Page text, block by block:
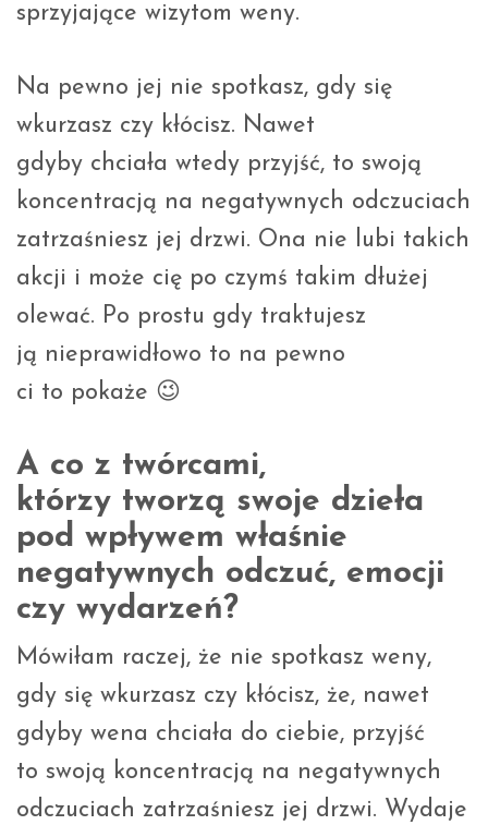
sprzyjające wizytom weny.
Na pewno jej nie spotkasz, gdy się
wkurzasz czy kłócisz. Nawet
gdyby chciała wtedy przyjść, to swoją
koncentracją na negatywnych odczuciach
zatrzaśniesz jej drzwi. Ona nie lubi takich
akcji i może cię po czymś takim dłużej
olewać. Po prostu gdy traktujesz
ją nieprawidłowo to na pewno
ci to pokaże 😉
A co z twórcami,
którzy tworzą swoje dzieła
pod wpływem właśnie
negatywnych odczuć, emocji
czy wydarzeń?
Mówiłam raczej, że nie spotkasz weny,
gdy się wkurzasz czy kłócisz, że, nawet
gdyby wena chciała do ciebie, przyjść
to swoją koncentracją na negatywnych
odczuciach zatrzaśniesz jej drzwi. Wydaje